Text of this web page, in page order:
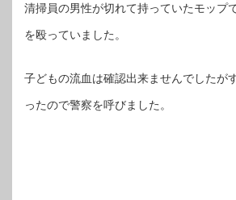
清掃員の男性が切れて持っていたモップ
を殴っていました。
子どもの流血は確認出来ませんでしたが
ったので警察を呼びました。